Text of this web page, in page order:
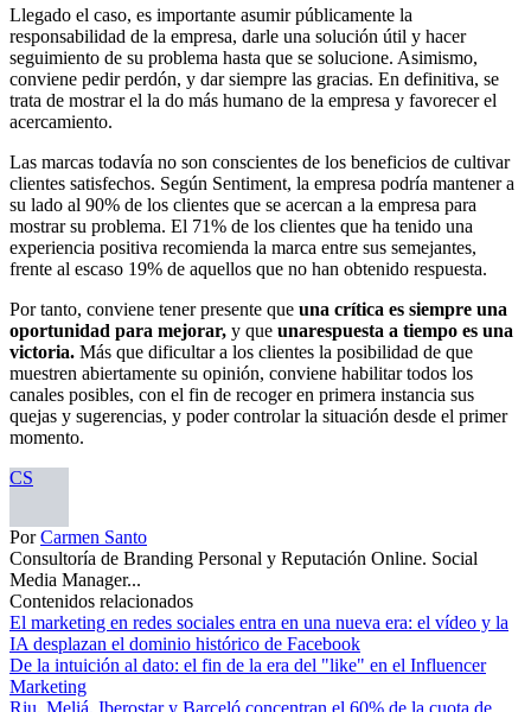
Llegado el caso, es importante asumir públicamente la
responsabilidad de la empresa, darle una solución útil y hacer
seguimiento de su problema hasta que se solucione. Asimismo,
conviene pedir perdón, y dar siempre las gracias. En definitiva, se
trata de mostrar el la do más humano de la empresa y favorecer el
acercamiento.
Las marcas todavía no son conscientes de los beneficios de cultivar
clientes satisfechos. Según Sentiment, la empresa podría mantener a
su lado al 90% de los clientes que se acercan a la empresa para
mostrar su problema. El 71% de los clientes que ha tenido una
experiencia positiva recomienda la marca entre sus semejantes,
frente al escaso 19% de aquellos que no han obtenido respuesta.
Por tanto, conviene tener presente que una crítica es siempre una
oportunidad para mejorar, y que unarespuesta a tiempo es una
victoria. Más que dificultar a los clientes la posibilidad de que
muestren abiertamente su opinión, conviene habilitar todos los
canales posibles, con el fin de recoger en primera instancia sus
quejas y sugerencias, y poder controlar la situación desde el primer
momento.
CS
PorCarmen Santo
Consultoría de Branding Personal y Reputación Online. Social
Media Manager...
Contenidos relacionados
El marketing en redes sociales entra en una nueva era: el vídeo y la
IA desplazan el dominio histórico de Facebook
De la intuición al dato: el fin de la era del "like" en el Influencer
Marketing
Riu, Meliá, Iberostar y Barceló concentran el 60% de la cuota de